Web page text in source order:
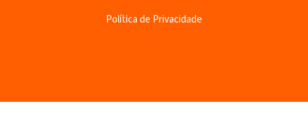
Política de Privacidade